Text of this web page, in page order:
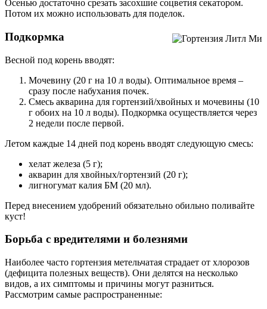
Осенью достаточно срезать засохшие соцветия секатором.
Потом их можно использовать для поделок.
Подкормка
Весной под корень вводят:
Мочевину (20 г на 10 л воды). Оптимальное время –
сразу после набухания почек.
Смесь акварина для гортензий/хвойных и мочевины (10
г обоих на 10 л воды). Подкормка осуществляется через
2 недели после первой.
Летом каждые 14 дней под корень вводят следующую смесь:
хелат железа (5 г);
акварин для хвойных/гортензий (20 г);
лигногумат калия БМ (20 мл).
Перед внесением удобрений обязательно обильно поливайте
куст!
Борьба с вредителями и болезнями
Наиболее часто гортензия метельчатая страдает от хлорозов
(дефицита полезных веществ). Они делятся на несколько
видов, а их симптомы и причины могут разниться.
Рассмотрим самые распространенные: